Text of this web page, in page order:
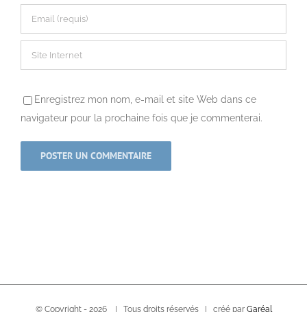
Enregistrez mon nom, e-mail et site Web dans ce
navigateur pour la prochaine fois que je commenterai.
© Copyright - 2026 | Tous droits réservés | créé par Garéal